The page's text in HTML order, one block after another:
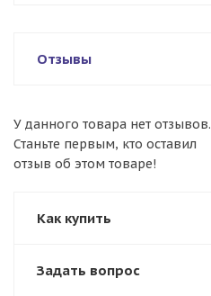
Отзывы
У данного товара нет отзывов.
Станьте первым, кто оставил
отзыв об этом товаре!
Как купить
Задать вопрос